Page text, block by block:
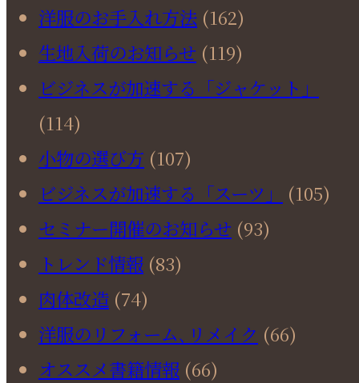
洋服のお手入れ方法 (162)
生地入荷のお知らせ (119)
ビジネスが加速する「ジャケット」
(114)
小物の選び方 (107)
ビジネスが加速する「スーツ」
(105)
セミナー開催のお知らせ (93)
トレンド情報 (83)
肉体改造 (74)
洋服のリフォーム､リメイク (66)
オススメ書籍情報 (66)